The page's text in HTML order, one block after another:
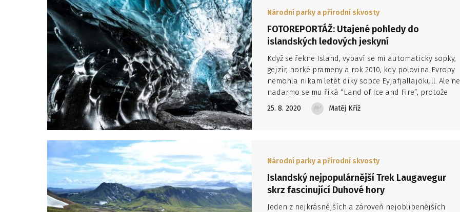
Národní parky a přírodní skvosty
FOTOREPORTÁŽ: Utajené pohledy do
islandských ledových jeskyní
Když se řekne Island, vybaví se mi automaticky sopky,
gejzír, horké prameny a rok 2010, kdy polovina Evropy
nemohla nikam letět díky sopce Eyjafjallajökull. Ale ne
nadarmo se mu říká “Land of Ice and Fire”, protože
zima je tam v porovnání s naším mírným klimatem
víceméně pořád. Avšak ta pravá islandská začíná, až se
25. 8. 2020 Matěj Kříž
Národní parky a přírodní skvosty
Islandský nejpopulárnější Trek Laugavegur
skrz fascinující Duhové hory
Jeden z nejkrásnějších a zároveň nejoblíbenějších